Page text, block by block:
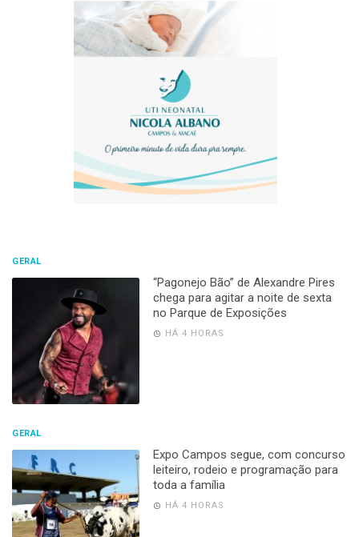
GERAL
“Pagonejo Bão” de Alexandre Pires
chega para agitar a noite de sexta
no Parque de Exposições
HÁ 4 HORAS
GERAL
Expo Campos segue, com concurso
leiteiro, rodeio e programação para
toda a família
HÁ 4 HORAS